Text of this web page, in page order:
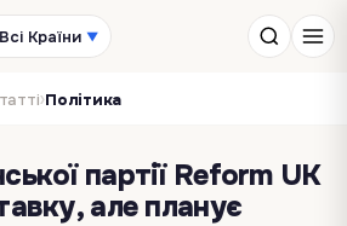
Всі Країни ▼
›Політика
партії Reform UK
але планує